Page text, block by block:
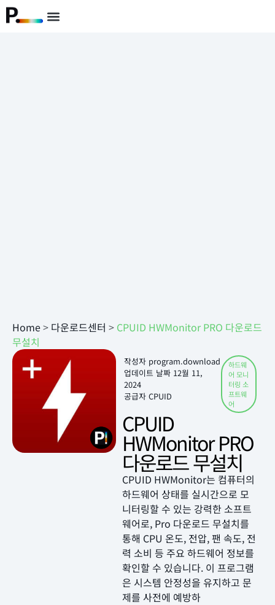
Home> 다운로드센터 > CPUID HWMonitor PRO 다운로드
무설치
작성자 program.download
업데이트 날짜 12월 11,
2024
공급자 CPUID
하드웨
어 모니
터링 소
프트웨
어
CPUID
HWMonitor PRO
다운로드 무설치
CPUID HWMonitor는 컴퓨터의
하드웨어 상태를 실시간으로 모
니터링할 수 있는 강력한 소프트
웨어로, Pro 다운로드 무설치를
통해 CPU 온도, 전압, 팬 속도, 전
력 소비 등 주요 하드웨어 정보를
확인할 수 있습니다. 이 프로그램
은 시스템 안정성을 유지하고 문
제를 사전에 예방하